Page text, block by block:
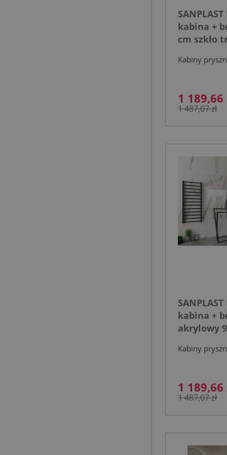
kabina +
cm szkło
Kabiny
1 189,66
1 487,07 zł
kabina +
akrylowy
czarny
Kabiny
1 189,66
1 487,07 zł